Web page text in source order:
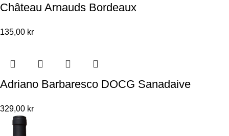
Château Arnauds Bordeaux
135,00 kr
Adriano Barbaresco DOCG Sanadaive
329,00 kr